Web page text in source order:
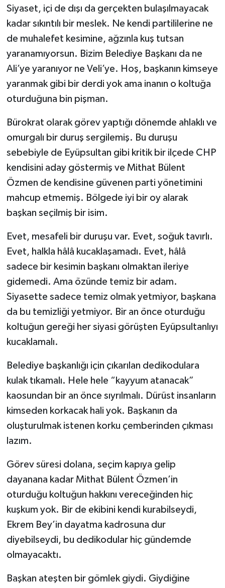
Siyaset, içi de dışı da gerçekten bulaşılmayacak
kadar sıkıntılı bir meslek. Ne kendi partililerine ne
de muhalefet kesimine, ağzınla kuş tutsan
yaranamıyorsun. Bizim Belediye Başkanı da ne
Ali’ye yaranıyor ne Veli’ye. Hoş, başkanın kimseye
yaranmak gibi bir derdi yok ama inanın o koltuğa
oturduğuna bin pişman.
Bürokrat olarak görev yaptığı dönemde ahlaklı ve
omurgalı bir duruş sergilemiş. Bu duruşu
sebebiyle de Eyüpsultan gibi kritik bir ilçede CHP
kendisini aday göstermiş ve Mithat Bülent
Özmen de kendisine güvenen parti yönetimini
mahcup etmemiş. Bölgede iyi bir oy alarak
başkan seçilmiş bir isim.
Evet, mesafeli bir duruşu var. Evet, soğuk tavırlı.
Evet, halkla hâlâ kucaklaşamadı. Evet, hâlâ
sadece bir kesimin başkanı olmaktan ileriye
gidemedi. Ama özünde temiz bir adam.
Siyasette sadece temiz olmak yetmiyor, başkana
da bu temizliği yetmiyor. Bir an önce oturduğu
koltuğun gereği her siyasi görüşten Eyüpsultanlıyı
kucaklamalı.
Belediye başkanlığı için çıkarılan dedikodulara
kulak tıkamalı. Hele hele “kayyum atanacak”
kaosundan bir an önce sıyrılmalı. Dürüst insanların
kimseden korkacak hali yok. Başkanın da
oluşturulmak istenen korku çemberinden çıkması
lazım.
Görev süresi dolana, seçim kapıya gelip
dayanana kadar Mithat Bülent Özmen’in
oturduğu koltuğun hakkını vereceğinden hiç
kuşkum yok. Bir de ekibini kendi kurabilseydi,
Ekrem Bey’in dayatma kadrosuna dur
diyebilseydi, bu dedikodular hiç gündemde
olmayacaktı.
Başkan ateşten bir gömlek giydi. Giydiğine
MAGAZİN
SAĞLIK
SPOR
TEKNOLOJİ
TİCARET